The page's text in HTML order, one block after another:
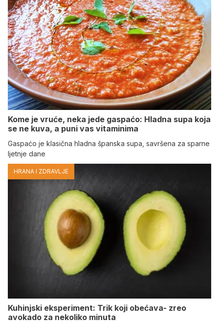
Kome je vruće, neka jede gaspaćo: Hladna supa koja
se ne kuva, a puni vas vitaminima
Gaspaćo je klasična hladna španska supa, savršena za sparne
ljetnje dane
HRANA I ZDRAVLJE
Kuhinjski eksperiment: Trik koji obećava- zreo
avokado za nekoliko minuta